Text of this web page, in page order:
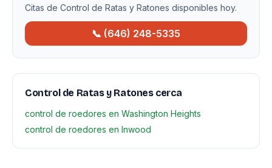
Citas de Control de Ratas y Ratones disponibles hoy.
📞 (646) 248-5335
Control de Ratas y Ratones cerca
control de roedores en Washington Heights
control de roedores en Inwood